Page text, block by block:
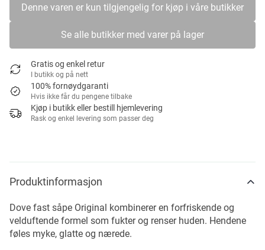
Denne varen er kun tilgjengelig for kjøp i våre butikker
Se alle butikker med varer på lager
Gratis og enkel retur
I butikk og på nett
100% fornøydgaranti
Hvis ikke får du pengene tilbake
Kjøp i butikk eller bestill hjemlevering
Rask og enkel levering som passer deg
Produktinformasjon
Dove fast såpe Original kombinerer en forfriskende og
velduftende formel som fukter og renser huden. Hendene
føles myke, glatte og nærede.